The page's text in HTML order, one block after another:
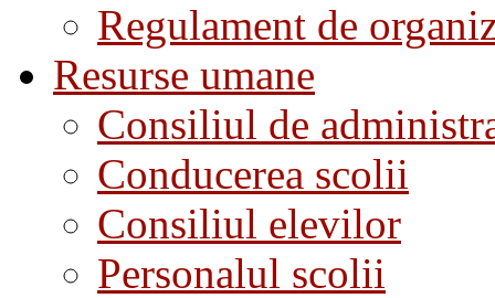
Regulament de
Resurse umane
Consiliul de
Conducerea scolii
Consiliul elevilor
Personalul scolii